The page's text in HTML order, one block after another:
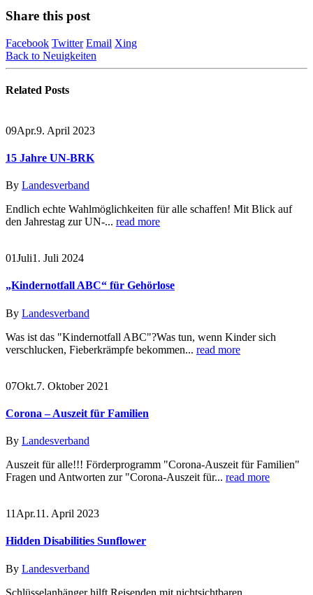
Share this post
Facebook Twitter Email Xing
Back to Neuigkeiten
Related Posts
09Apr.9. April 2023
15 Jahre UN-BRK
By Landesverband
Endlich echte Wahlmöglichkeiten für alle schaffen! Mit Blick auf
den Jahrestag zur UN-... read more
01Juli1. Juli 2024
„Kindernotfall ABC“ für Gehörlose
By Landesverband
Was ist das "Kindernotfall ABC"?Was tun, wenn Kinder sich
verschlucken, Fieberkrämpfe bekommen... read more
07Okt.7. Oktober 2021
Corona – Auszeit für Familien
By Landesverband
Auszeit für alle!!! Förderprogramm "Corona-Auszeit für Familien"
Fragen und Antworten zur "Corona-Auszeit für... read more
11 Apr.11. April 2023
Hidden Disabilities Sunflower
By Landesverband
Schlüsselanhänger hilft Reisenden mit nichtsichtbaren